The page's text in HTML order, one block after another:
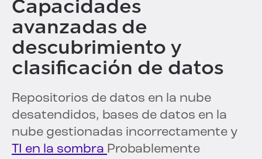
Capacidades
avanzadas de
descubrimiento y
clasificación de datos
Repositorios de datos en la nube
desatendidos, bases de datos en la
nube gestionadas incorrectamente y
TI en la sombra Probablemente